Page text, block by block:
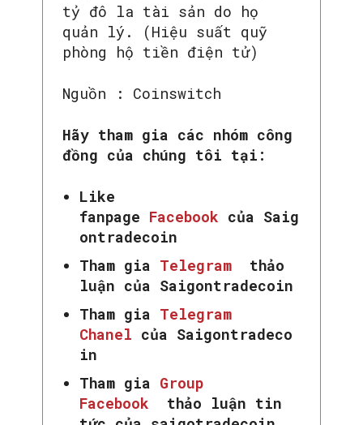
SEARCH...
tỷ đô la tài sản do họ
quản lý. (Hiệu suất quỹ
phòng hộ tiền điện tử)
Nguồn : Coinswitch
Hãy tham gia các nhóm công
đồng của chúng tôi tại:
Like
fanpage Facebook của Saig
ontradecoin
Tham gia Telegram
thảo
luận của Saigontradecoin
Tham gia Telegram
Chanel của Saigontradeco
in
Tham gia Group
Facebook
thảo luận tin